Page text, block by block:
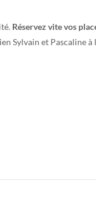
Réservez vite vos
Sylvain et Pascaline à